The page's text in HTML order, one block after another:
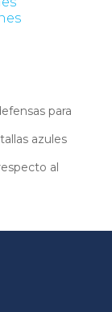
para
azules
al